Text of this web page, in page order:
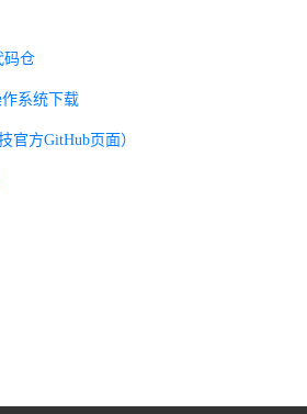
码仓
作系统下载
官方GitHub页面）